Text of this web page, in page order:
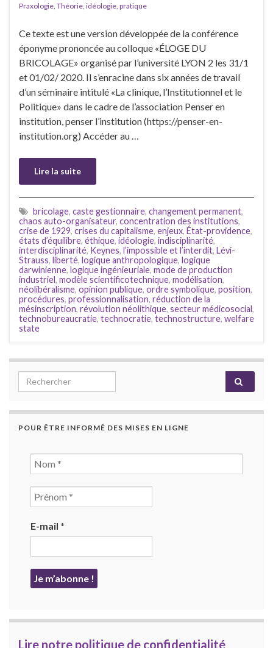
Praxologie Théorie, idéologie, pratique
Ce texte est une version développée de la conférence
éponyme prononcée au colloque «ÉLOGE DU
BRICOLAGE» organisé par l’université LYON 2 les 31/1
et 01/02/ 2020. Il s’enracine dans six années de travail
d’un séminaire intitulé «La clinique, l’Institutionnel et le
Politique» dans le cadre de l’association Penser en
institution, penser l’institution (https://penser-en-
institution.org) Accéder au …
Lire la suite
bricolage, caste gestionnaire, changement permanent,
chaos auto-organisateur, concentration des institutions,
crise de 1929, crises du capitalisme, enjeux, État-providence,
états d’équilibre, éthique, idéologie, indisciplinarité,
interdisciplinarité, Keynes, l’impossible et l’interdit, Lévi-
Strauss, liberté, logique anthropologique, logique
darwinienne, logique ingénieuriale, mode de production
industriel, modèle scientificotechnique, modélisation,
néolibéralisme, opinion publique, ordre symbolique, position,
procédures, professionnalisation, réduction de la
mésinscription, révolution néolithique, secteur médicosocial,
technobureaucratie, technocratie, technostructure, welfare
state
Search for:
POUR ÊTRE INFORMÉ DES MISES EN LIGNE
E-mail *
Lire notre politique de confidentialité